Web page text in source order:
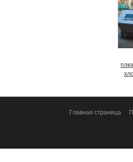
Главная страница